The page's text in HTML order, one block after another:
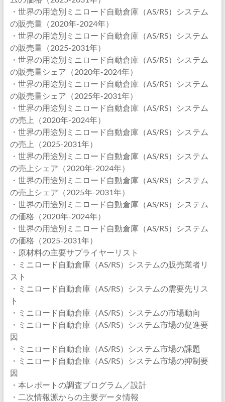
・世界の用途別ミニロード自動倉庫（AS/RS）システム
の販売量（2020年-2024年）
・世界の用途別ミニロード自動倉庫（AS/RS）システム
の販売量（2025-2031年）
・世界の用途別ミニロード自動倉庫（AS/RS）システム
の販売量シェア（2020年-2024年）
・世界の用途別ミニロード自動倉庫（AS/RS）システム
の販売量シェア（2025年-2031年）
・世界の用途別ミニロード自動倉庫（AS/RS）システム
の売上（2020年-2024年）
・世界の用途別ミニロード自動倉庫（AS/RS）システム
の売上（2025-2031年）
・世界の用途別ミニロード自動倉庫（AS/RS）システム
の売上シェア（2020年-2024年）
・世界の用途別ミニロード自動倉庫（AS/RS）システム
の売上シェア（2025年-2031年）
・世界の用途別ミニロード自動倉庫（AS/RS）システム
の価格（2020年-2024年）
・世界の用途別ミニロード自動倉庫（AS/RS）システム
の価格（2025-2031年）
・原材料の主要サプライヤーリスト
・ミニロード自動倉庫（AS/RS）システムの販売業者リ
スト
・ミニロード自動倉庫（AS/RS）システムの需要先リス
ト
・ミニロード自動倉庫（AS/RS）システムの市場動向
・ミニロード自動倉庫（AS/RS）システム市場の促進要
因
・ミニロード自動倉庫（AS/RS）システム市場の課題
・ミニロード自動倉庫（AS/RS）システム市場の抑制要
因
・本レポートの調査プログラム／設計
・二次情報源からの主要データ情報